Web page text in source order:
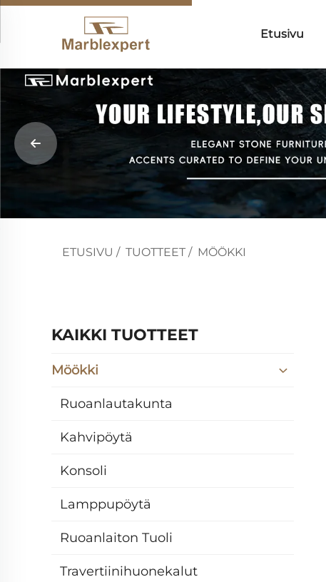
Etusivu
ETUSIVU / TUOTTEET / MÖÖKKI
KAIKKI TUOTTEET
Möökki
Ruoanlautakunta
Kahvipöytä
Konsoli
Lamppupöytä
Ruoanlaiton Tuoli
Travertiinihuonekalut